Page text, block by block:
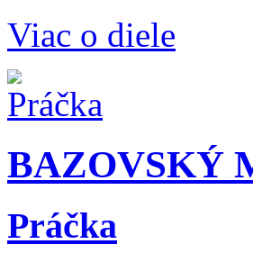
Viac o diele
BAZOVSKÝ
Práčka